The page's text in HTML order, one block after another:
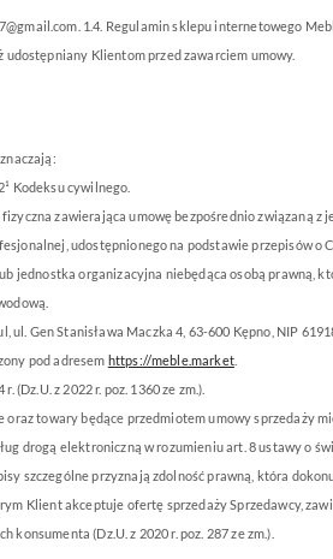
1.4. Regulamin sklepu internetowego
Klientom przed zawarciem umowy.
Kodeksu cywilnego.
zawierająca umowę bezpośrednio związaną
udostępnionego na podstawie przepisów o
jednostka organizacyjna niebędąca osobą
ul. Gen Stanisława Maczka 4, 63-600 Kępno, NIP
pod adresem https://meble.market.
(Dz.U. z 2022 r. poz. 1360 ze zm.).
oraz towary będące przedmiotem umowy sprzedaży
drogą elektroniczną w rozumieniu art. 8 ustawy o
szczególne przyznają zdolność prawną, która
Klient akceptuje ofertę sprzedaży Sprzedawcy,
konsumenta (Dz.U. z 2020 r. poz. 287 ze zm.).